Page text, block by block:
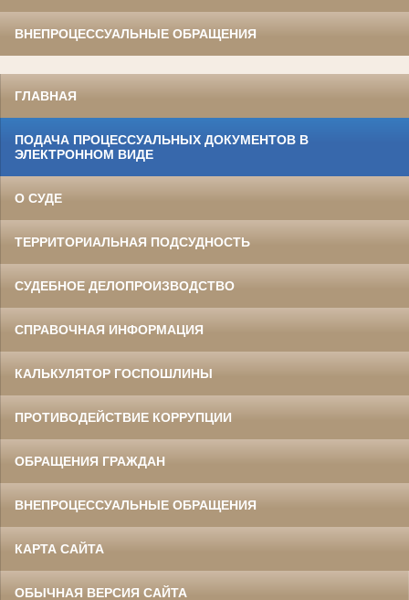
ВНЕПРОЦЕССУАЛЬНЫЕ ОБРАЩЕНИЯ
ГЛАВНАЯ
ПОДАЧА ПРОЦЕССУАЛЬНЫХ ДОКУМЕНТОВ В
ЭЛЕКТРОННОМ ВИДЕ
О СУДЕ
ТЕРРИТОРИАЛЬНАЯ ПОДСУДНОСТЬ
СУДЕБНОЕ ДЕЛОПРОИЗВОДСТВО
СПРАВОЧНАЯ ИНФОРМАЦИЯ
КАЛЬКУЛЯТОР ГОСПОШЛИНЫ
ПРОТИВОДЕЙСТВИЕ КОРРУПЦИИ
ОБРАЩЕНИЯ ГРАЖДАН
ВНЕПРОЦЕССУАЛЬНЫЕ ОБРАЩЕНИЯ
КАРТА САЙТА
ОБЫЧНАЯ ВЕРСИЯ САЙТА